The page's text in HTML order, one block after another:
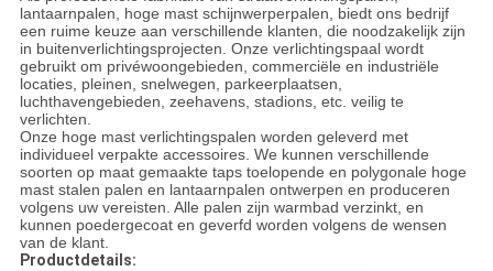
lantaarnpalen, hoge mast schijnwerperpalen, biedt ons bedrijf
een ruime keuze aan verschillende klanten, die noodzakelijk zijn
in buitenverlichtingsprojecten. Onze verlichtingspaal wordt
gebruikt om privéwoongebieden, commerciële en industriële
locaties, pleinen, snelwegen, parkeerplaatsen,
luchthavengebieden, zeehavens, stadions, etc. veilig te
verlichten.
Onze hoge mast verlichtingspalen worden geleverd met
individueel verpakte accessoires. We kunnen verschillende
soorten op maat gemaakte taps toelopende en polygonale hoge
mast stalen palen en lantaarnpalen ontwerpen en produceren
volgens uw vereisten. Alle palen zijn warmbad verzinkt, en
kunnen poedergecoat en geverfd worden volgens de wensen
van de klant.
Productdetails: